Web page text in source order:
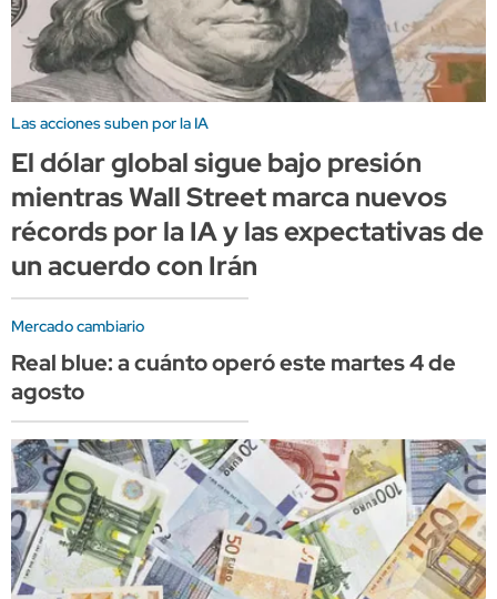
Las acciones suben por la IA
El dólar global sigue bajo presión
mientras Wall Street marca nuevos
récords por la IA y las expectativas de
un acuerdo con Irán
Mercado cambiario
Real blue: a cuánto operó este martes 4 de
agosto